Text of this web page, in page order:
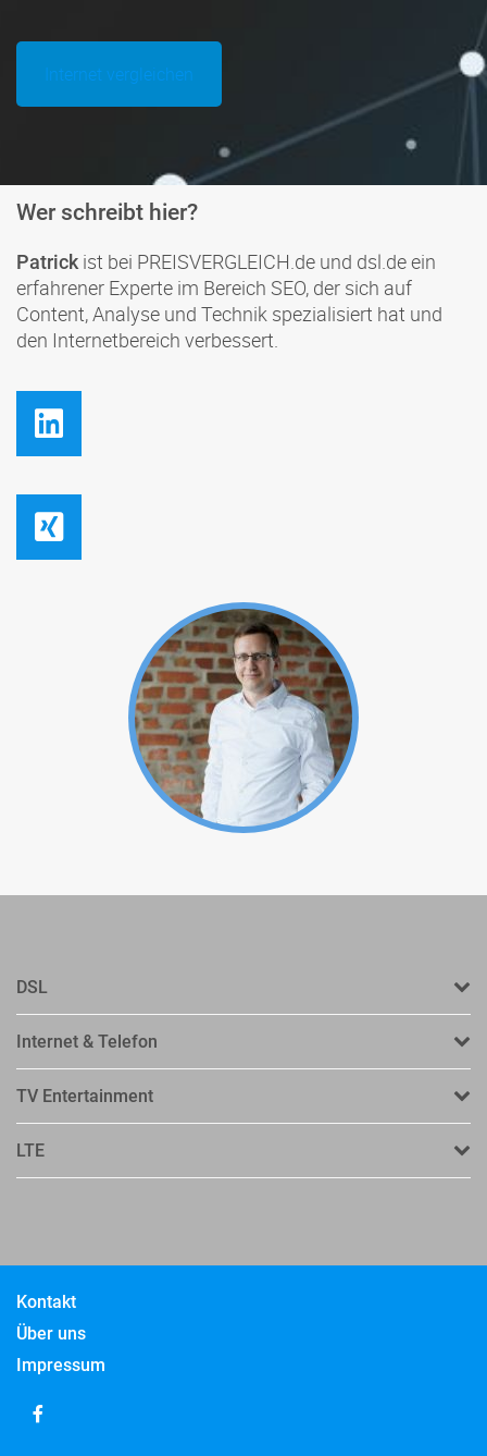
Internet vergleichen
Wer schreibt hier?
Patrickist bei PREISVERGLEICH.de und dsl.de ein
erfahrener Experte im Bereich SEO, der sich auf
Content, Analyse und Technik spezialisiert hat und
den Internetbereich verbessert.
DSL
Internet & Telefon
TV Entertainment
LTE
Kontakt
Über uns
Impressum